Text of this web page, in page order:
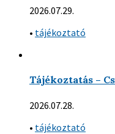
2026.07.29.
• tájékoztató
Tájékoztatás –
2026.07.28.
• tájékoztató